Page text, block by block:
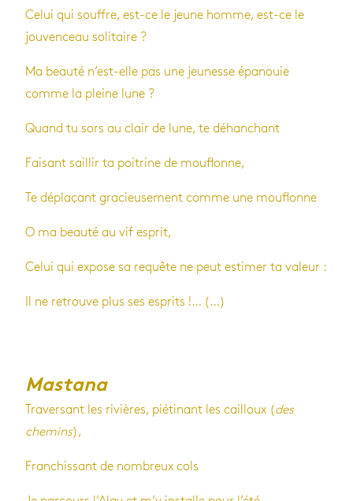
Celui qui souffre, est-ce le jeune homme, est-ce le
jouvenceau solitaire ?
Ma beauté n’est-elle pas une jeunesse épanouie
comme la pleine lune ?
Quand tu sors au clair de lune, te déhanchant
Faisant saillir ta poitrine de mouflonne,
Te déplaçant gracieusement comme une mouflonne
O ma beauté au vif esprit,
Celui qui expose sa requête ne peut estimer ta valeur :
Il ne retrouve plus ses esprits !… (…)
Mastana
Traversant les rivières, piétinant les cailloux (des
chemins),
Franchissant de nombreux cols